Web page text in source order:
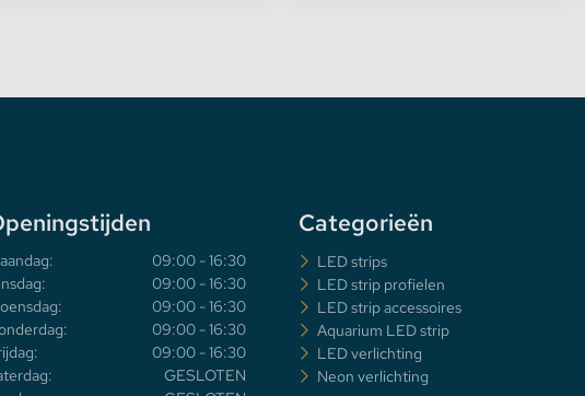
09:00 - 16:30
09:00 - 16:30
09:00 - 16:30
09:00 - 16:30
09:00 - 16:30
GESLOTEN
Categorieën
LED strips
LED strip profielen
LED strip accessoires
Aquarium LED strip
LED verlichting
Neon verlichting